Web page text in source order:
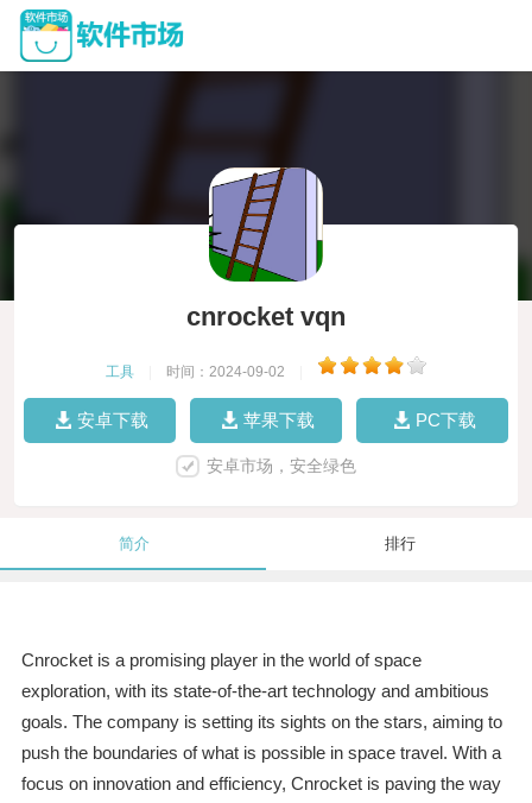
cnrocket vqn
工具 时间：2024-09-02
安卓下载 苹果下载 PC下载
安卓市场，安全绿色
简介 排行
Cnrocket is a promising player in the world of space
exploration, with its state-of-the-art technology and ambitious
goals. The company is setting its sights on the stars, aiming to
push the boundaries of what is possible in space travel. With a
focus on innovation and efficiency, Cnrocket is paving the way